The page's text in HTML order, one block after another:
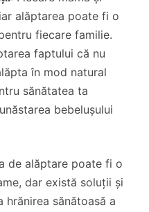
alăptarea poate fi o
fiecare familie.
faptului că nu
în mod natural
sănătatea ta
bebelușului
de alăptare poate fi o
dar există soluții și
sănătoasă a